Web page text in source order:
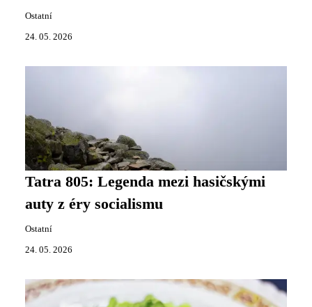
Ostatní
24. 05. 2026
Tatra 805: Legenda mezi hasičskými
auty z éry socialismu
Ostatní
24. 05. 2026